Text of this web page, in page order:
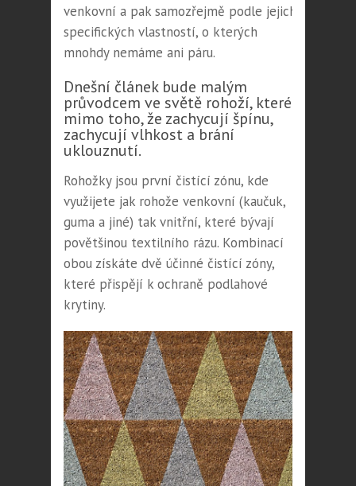
venkovní a pak samozřejmě podle jejich
specifických vlastností, o kterých
mnohdy nemáme ani páru.
Dnešní článek bude malým
průvodcem ve světě rohoží, které
mimo toho, že zachycují špínu,
zachycují vlhkost a brání
uklouznutí.
Rohožky jsou první čistící zónu, kde
využijete jak rohože venkovní (kaučuk,
guma a jiné) tak vnitřní, které bývají
povětšinou textilního rázu. Kombinací
obou získáte dvě účinné čistící zóny,
které přispějí k ochraně podlahové
krytiny.